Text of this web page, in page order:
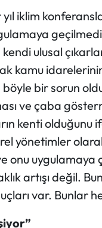
iklim
ulusal
kamu
böyle bir sorun
ve çaba
kenti olduğunu
yönetimler
onu uygulamaya
artışı değil.
var. Bunlar